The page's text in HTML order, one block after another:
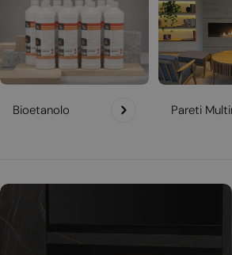
Bioetanolo Pareti